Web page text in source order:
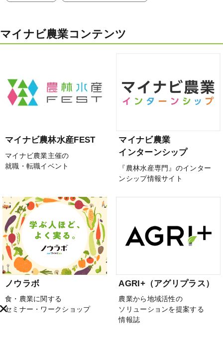
マイナビ農業コンテンツ
マイナビ農林水産FEST
マイナビ農業主催の
就職・転職イベント
マイナビ農業
インターンシップ
『農林水産専門』のインター
ンシップ情報サイト
ノウラボ
食・農業に関する
セミナー・ワークショップ
AGRI+（アグリプラス）
農業から地域活性の
ソリューションを提案する
情報誌